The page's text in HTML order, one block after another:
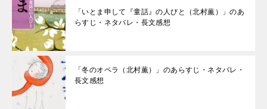
「いとま申して『童話』の人びと（北村薫）」のあ
らすじ・ネタバレ・長文感想
「冬のオペラ（北村薫）」のあらすじ・ネタバレ・
長文感想